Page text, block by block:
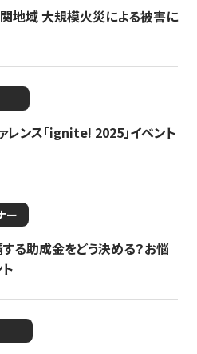
地域 大規模火災による被害に
ンス「ignite! 2025」イベント
ー
る助成金をどう決める？お悩